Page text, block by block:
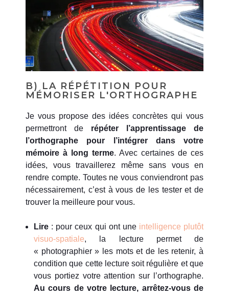
B) LA RÉPÉTITION POUR
MÉMORISER L'ORTHOGRAPHE
Je vous propose des idées concrètes qui vous
permettront de répéter l’apprentissage de
l’orthographe pour l’intégrer dans votre
mémoire à long terme. Avec certaines de ces
idées, vous travaillerez même sans vous en
rendre compte. Toutes ne vous conviendront pas
nécessairement, c’est à vous de les tester et de
trouver la meilleure pour vous.
Lire : pour ceux qui ont une intelligence plutôt
visuo-spatiale, la lecture permet de
« photographier » les mots et de les retenir, à
condition que cette lecture soit régulière et que
vous portiez votre attention sur l’orthographe.
Au cours de votre lecture, arrêtez-vous de